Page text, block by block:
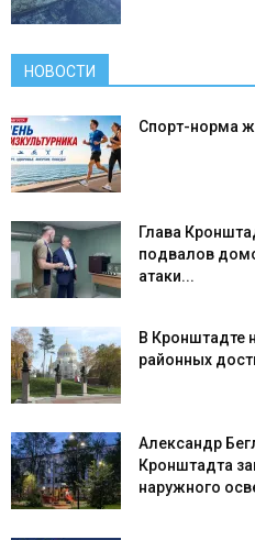
НОВОСТИ
Спорт-норма
Глава
подвалов
атаки...
В Кронштадте
районных
Александр
Кронштадта
наружного